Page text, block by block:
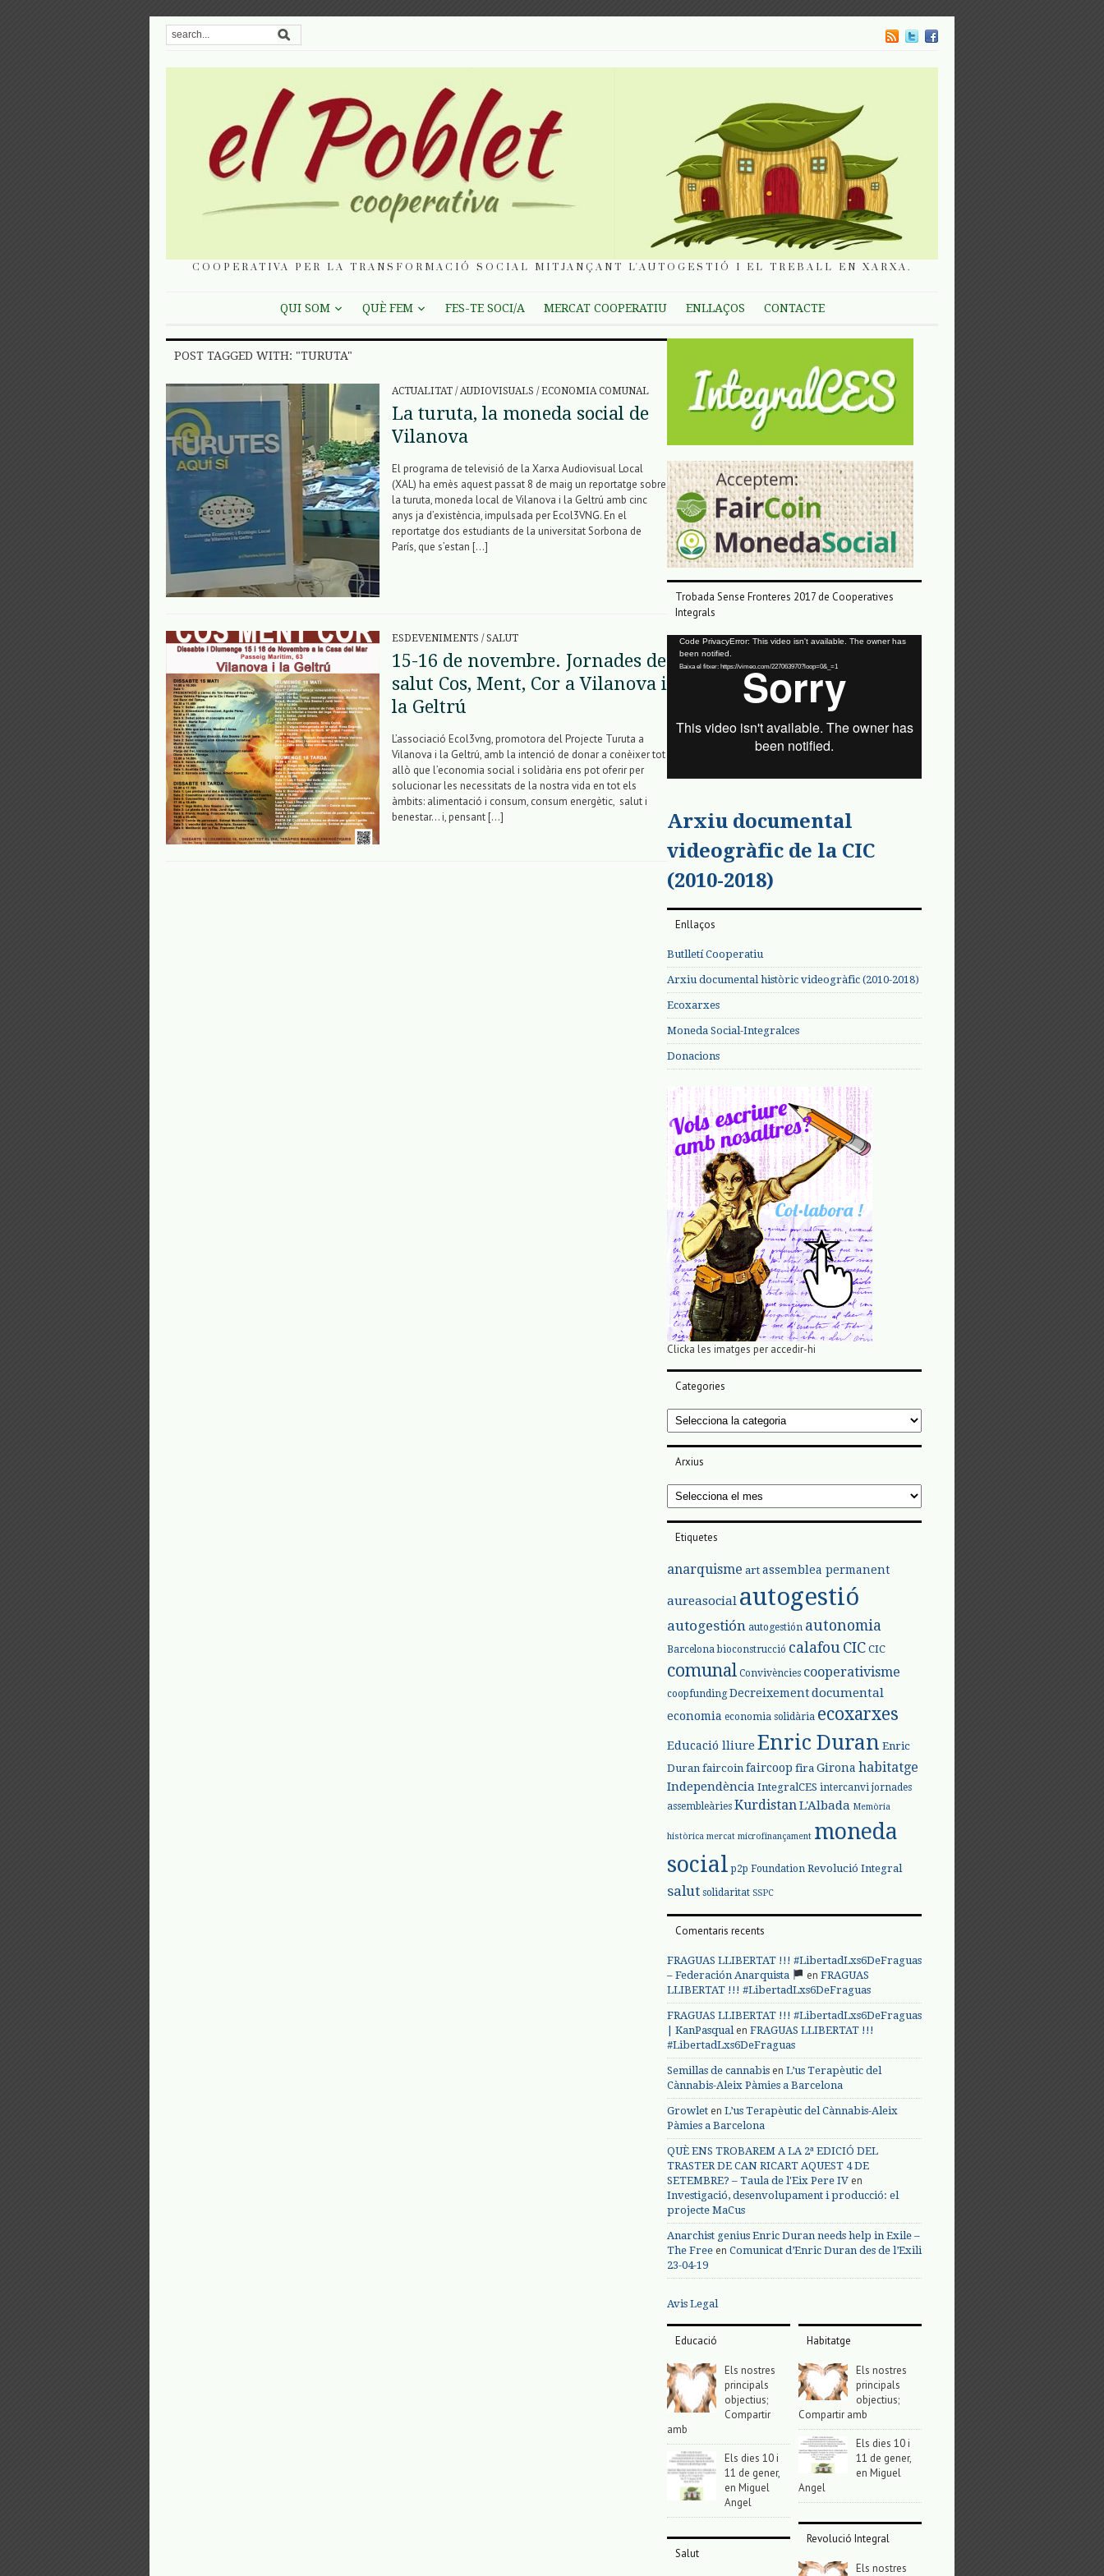
COOPERATIVA PER LA TRANSFORMACIÓ SOCIAL MITJANÇANT L'AUTOGESTIÓ I EL TREBALL EN XARXA.
QUI SOM QUÈ FEM FES-TE SOCI/A MERCAT COOPERATIU ENLLAÇOS CONTACTE
POST TAGGED WITH: "TURUTA"
ACTUALITAT / AUDIOVISUALS / ECONOMIA COMUNAL
La turuta, la moneda social de
Vilanova
El programa de televisió de la Xarxa Audiovisual Local
(XAL) ha emès aquest passat 8 de maig un reportatge sobre
la turuta, moneda local de Vilanova i la Geltrú amb cinc
anys ja d’existència, impulsada per Ecol3VNG. En el
reportatge dos estudiants de la universitat Sorbona de
París, que s’estan […]
ESDEVENIMENTS / SALUT
15-16 de novembre. Jornades de
salut Cos, Ment, Cor a Vilanova i
la Geltrú
L’associació Ecol3vng, promotora del Projecte Turuta a
Vilanova i la Geltrú, amb la intenció de donar a conèixer tot
allò que l’economia social i solidària ens pot oferir per
solucionar les necessitats de la nostra vida en tot els
àmbits: alimentació i consum, consum energètic, salut i
benestar… i, pensant […]
Trobada Sense Fronteres 2017 de Cooperatives
Integrals
Reproductor
vídeo
Code PrivacyError: This video isn't available. The owner has
been notified.
Baixa el fitxer: https://vimeo.com/227063970?loop=0&_=1
Arxiu documental
videogràfic de la CIC
(2010-2018)
Enllaços
Butlletí Cooperatiu
Arxiu documental històric videogràfic (2010-2018)
Ecoxarxes
Moneda Social-Integralces
Donacions
Clicka les imatges per accedir-hi
Categories
Categories
Arxius
Arxius
Etiquetes
anarquisme art assemblea permanent
aureasocial autogestió
autogestión autogestión autonomia
Barcelona bioconstrucció calafou CIC CIC
comunal Convivències cooperativisme
coopfunding Decreixementdocumental
economia economia solidària ecoxarxes
Educació lliure Enric Duran Enric
Duran faircoin faircoop fira Girona habitatge
Independència IntegralCES intercanvi jornades
assembleàries Kurdistan L'Albada Memòria
històrica mercat microfinançament moneda
social p2p Foundation Revolució Integral
salut solidaritat SSPC
Comentaris recents
FRAGUAS LLIBERTAT !!! #LibertadLxs6DeFraguas
– Federación Anarquista
en FRAGUAS
LLIBERTAT !!! #LibertadLxs6DeFraguas
FRAGUAS LLIBERTAT !!! #LibertadLxs6DeFraguas
| KanPasqualen FRAGUAS LLIBERTAT !!!
#LibertadLxs6DeFraguas
Semillas de cannabis en L’us Terapèutic del
Cànnabis-Aleix Pàmies a Barcelona
Growlet en L’us Terapèutic del Cànnabis-Aleix
Pàmies a Barcelona
QUÈ ENS TROBAREM A LA 2ª EDICIÓ DEL
TRASTER DE CAN RICART AQUEST 4 DE
SETEMBRE? – Taula de l'Eix Pere IV en
Investigació, desenvolupament i producció: el
projecte MaCus
Anarchist genius Enric Duran needs help in Exile –
The Free en Comunicat d’Enric Duran des de l’Exili
23-04-19
Avis Legal
Educació
Els nostres
principals
objectius;
Compartir
amb
Els dies 10 i
11 de gener,
en Miguel
Angel
Salut
Habitatge
Els nostres
principals
objectius;
Compartir amb
Els dies 10 i
11 de gener,
en Miguel
Angel
Revolució Integral
Els nostres